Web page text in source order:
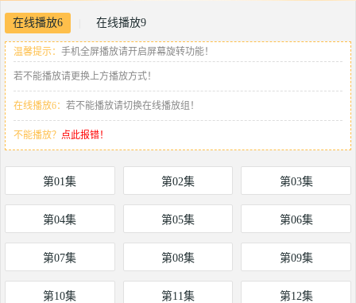
在线播放6 在线播放9
温馨提示： 手机全屏播放请开启屏幕旋转功能！
若不能播放请更换上方播放方式！
在线播放6： 若不能播放请切换在线播放组！
不能播放？ 点此报错！
第01集 第02集 第03集
第04集 第05集 第06集
第07集 第08集 第09集
第10集 第11集 第12集